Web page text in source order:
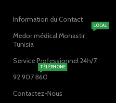
Information du Contact
Medor médical Monastir ,
Tunisia
LOCAL
Service Professionnel 24h/7
92 907 860
TÉLÉPHONE
Contactez-Nous